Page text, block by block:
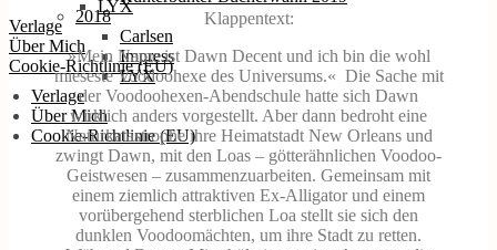
LYX
Verlage
Über Mich
Cookie-Richtlinie (EU)
2018
Carlsen
Impress
LYX
Verlage
Über Mich
Cookie-Richtlinie (EU)
Klappentext:
»Mein Name ist Dawn Decent und ich bin die wohl
mieseste Voodoohexe des Universums.« Die Sache mit
der Voodoohexen-Abendschule hatte sich Dawn
wirklich anders vorgestellt. Aber dann bedroht eine
Naturkatastrophe ihre Heimatstadt New Orleans und
zwingt Dawn, mit den Loas – götterähnlichen Voodoo-
Geistwesen – zusammenzuarbeiten. Gemeinsam mit
einem ziemlich attraktiven Ex-Alligator und einem
vorübergehend sterblichen Loa stellt sie sich den
dunklen Voodoomächten, um ihre Stadt zu retten.